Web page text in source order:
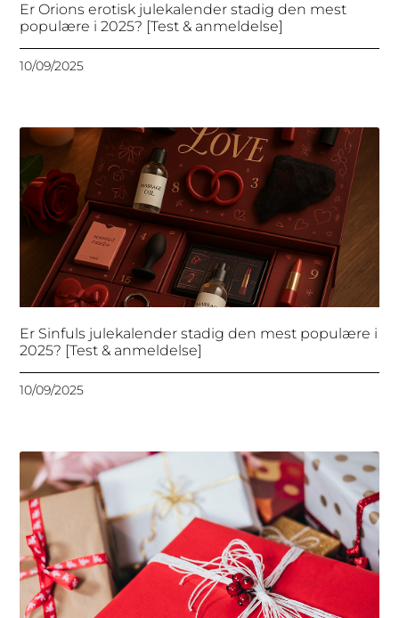
Er Orions erotisk julekalender stadig den mest
populære i 2025? [Test & anmeldelse]
10/09/2025
Er Sinfuls julekalender stadig den mest populære i
2025? [Test & anmeldelse]
10/09/2025